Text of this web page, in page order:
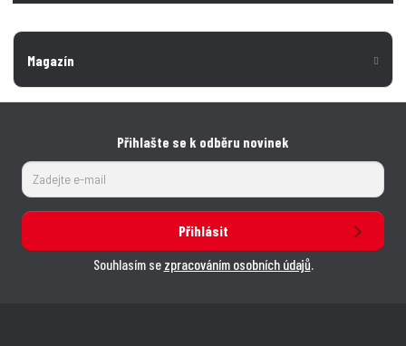
Magazín
Přihlašte se k odběru novinek
Přihlásit
Souhlasím se zpracováním osobních údajů.